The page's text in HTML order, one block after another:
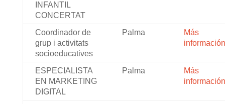
INFANTIL
CONCERTAT
Coordinador de
grup i activitats
socioeducatives
Palma
Más
información
ESPECIALISTA
EN MARKETING
DIGITAL
Palma
Más
información